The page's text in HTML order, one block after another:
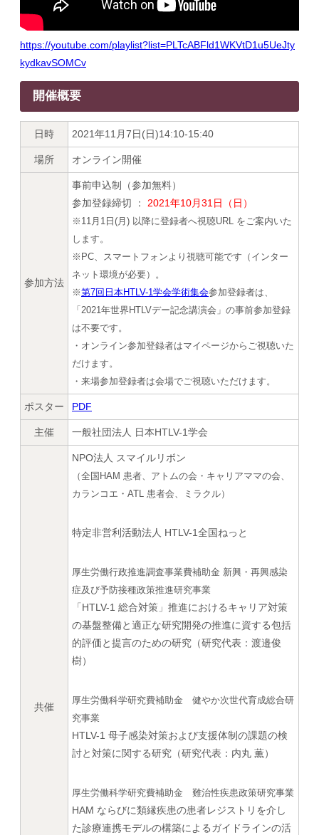
https://youtube.com/playlist?list=PLTcABFld1WKVtD1u5UeJty
kydkavSOMCv
開催概要
日時 2021年11月7日(日)14:10-15:40
場所 オンライン開催
参加方法
事前申込制（参加無料）
参加登録締切 ： 2021年10月31日（日）
※11月1日(月) 以降に登録者へ視聴URL をご案内いた
します。
※PC、スマートフォンより視聴可能です（インター
ネット環境が必要）。
※第7回日本HTLV-1学会学術集会参加登録者は、
「2021年世界HTLVデー記念講演会」の事前参加登録
は不要です。
・オンライン参加登録者はマイページからご視聴いた
だけます。
・来場参加登録者は会場でご視聴いただけます。
ポスター PDF
主催 一般社団法人 日本HTLV-1学会
共催
NPO法人 スマイルリボン
（全国HAM 患者、アトムの会・キャリアママの会、
カランコエ・ATL 患者会、ミラクル）
特定非営利活動法人 HTLV-1全国ねっと
厚生労働行政推進調査事業費補助金 新興・再興感染
症及び予防接種政策推進研究事業
「HTLV-1 総合対策」推進におけるキャリア対策
の基盤整備と適正な研究開発の推進に資する包括
的評価と提言のための研究（研究代表：渡邉俊
樹）
厚生労働科学研究費補助金 健やか次世代育成総合研
究事業
HTLV-1 母子感染対策および支援体制の課題の検
討と対策に関する研究（研究代表：内丸 薫）
厚生労働科学研究費補助金 難治性疾患政策研究事業
HAM ならびに類縁疾患の患者レジストリを介し
た診療連携モデルの構築によるガイドラインの活